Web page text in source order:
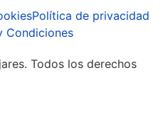
Todos los derechos
Política de privacidad
Condiciones